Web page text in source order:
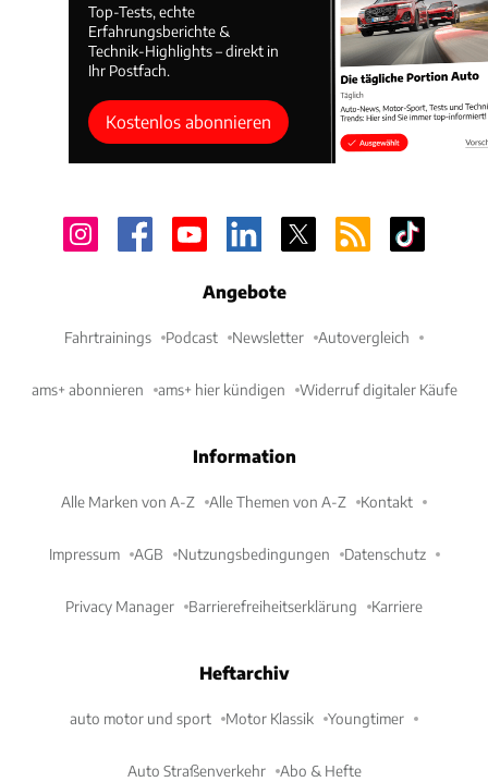
Top-Tests, echte
Erfahrungsberichte &
Technik-Highlights – direkt in
Ihr Postfach.
Kostenlos abonnieren
Angebote
Fahrtrainings Podcast Newsletter Autovergleich
ams+ abonnieren ams+ hier kündigen Widerruf digitaler Käufe
Information
Alle Marken von A-Z Alle Themen von A-Z Kontakt
Impressum AGB Nutzungsbedingungen Datenschutz
Privacy Manager Barrierefreiheitserklärung Karriere
Heftarchiv
auto motor und sport Motor Klassik Youngtimer
Auto Straßenverkehr Abo & Hefte